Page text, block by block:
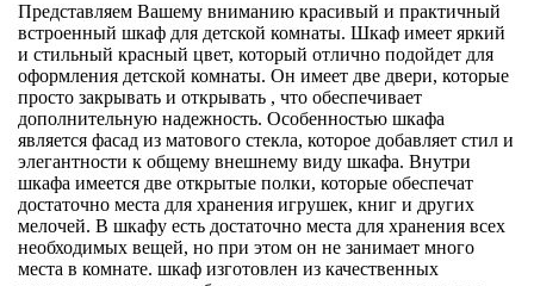
Представляем Вашему вниманию красивый и практичный
встроенный шкаф для детской комнаты. Шкаф имеет яркий
и стильный красный цвет, который отлично подойдет для
оформления детской комнаты. Он имеет две двери, которые
просто закрывать и открывать , что обеспечивает
дополнительную надежность. Особенностью шкафа
является фасад из матового стекла, которое добавляет стил и
элегантности к общему внешнему виду шкафа. Внутри
шкафа имеется две открытые полки, которые обеспечат
достаточно места для хранения игрушек, книг и других
мелочей. В шкафу есть достаточно места для хранения всех
необходимых вещей, но при этом он не занимает много
места в комнате. шкаф изготовлен из качественных